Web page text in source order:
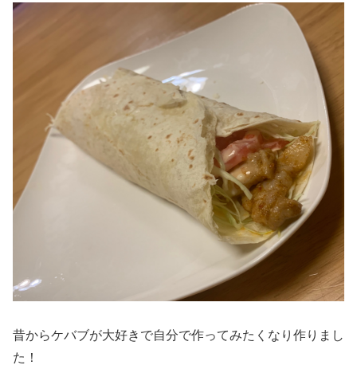
昔からケバブが大好きで自分で作ってみたくなり作りまし
た！